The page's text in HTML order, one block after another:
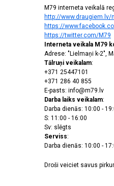
M79 interneta veikalā
http://www.draugiem.lv/
https://
https://twitter.com/M79
Interneta veikala M79
Adrese: "Lielmaņi k-2",
Tālruņi veikalam:
+371 25447101
+371 286 40 855
E-pasts: info@m79.lv
Darba laiks veikalam:
Darba dienās: 10:00 -
S: 11:00 - 16:00
Sv: slēgts
Serviss:
Darba dienās: 10:00 -
Droši veiciet savus